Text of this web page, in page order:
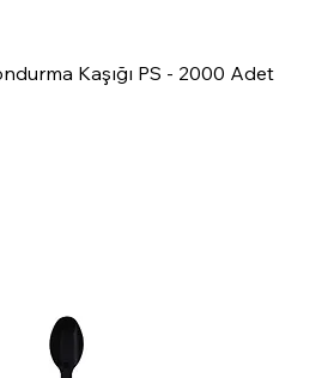
Kaşığı PS - 2000 Adet